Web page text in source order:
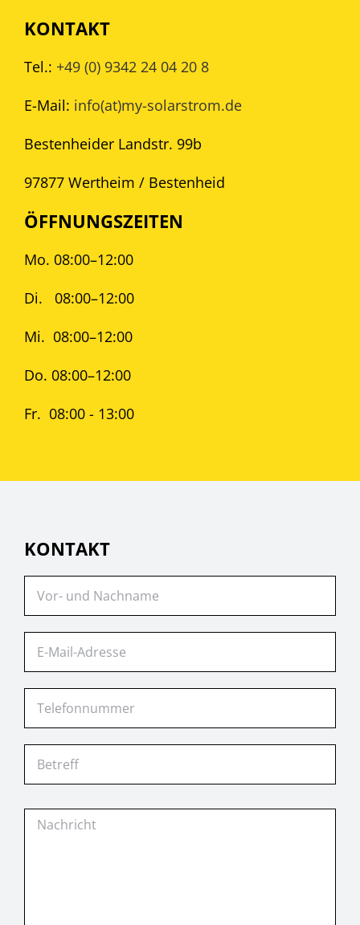
KONTAKT
Tel.: +49 (0) 9342 24 04 20 8
E-Mail: info(at)my-solarstrom.de
Bestenheider Landstr. 99b
97877 Wertheim / Bestenheid
ÖFFNUNGSZEITEN
Mo. 08:00–12:00
Di. 08:00–12:00
Mi. 08:00–12:00
Do. 08:00–12:00
Fr. 08:00 - 13:00
KONTAKT